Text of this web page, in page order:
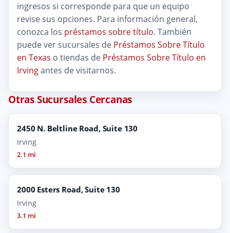
ingresos si corresponde para que un equipo
revise sus opciones. Para información general,
conozca los préstamos sobre título. También
puede ver sucursales de Préstamos Sobre Título
en Texas o tiendas de Préstamos Sobre Título en
Irvingantes de visitarnos.
Otras Sucursales Cercanas
2450 N. Beltline Road, Suite 130
Irving
2.1 mi
2000 Esters Road, Suite 130
Irving
3.1 mi